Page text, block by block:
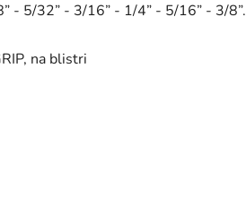
- 5/32” - 3/16” - 1/4” - 5/16” - 3/8”.
na blistri